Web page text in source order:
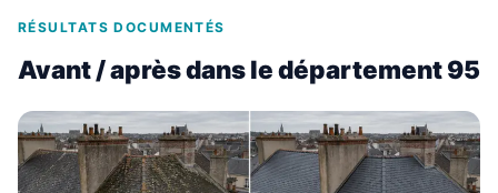
RÉSULTATS DOCUMENTÉS
Avant / après dans le département 95